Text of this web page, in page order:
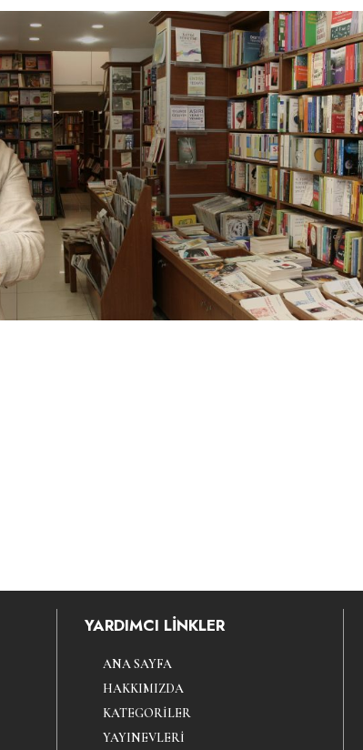
YARDIMCI LİNKLER
ANA SAYFA
HAKKIMIZDA
KATEGORILER
YAYINEVLERI